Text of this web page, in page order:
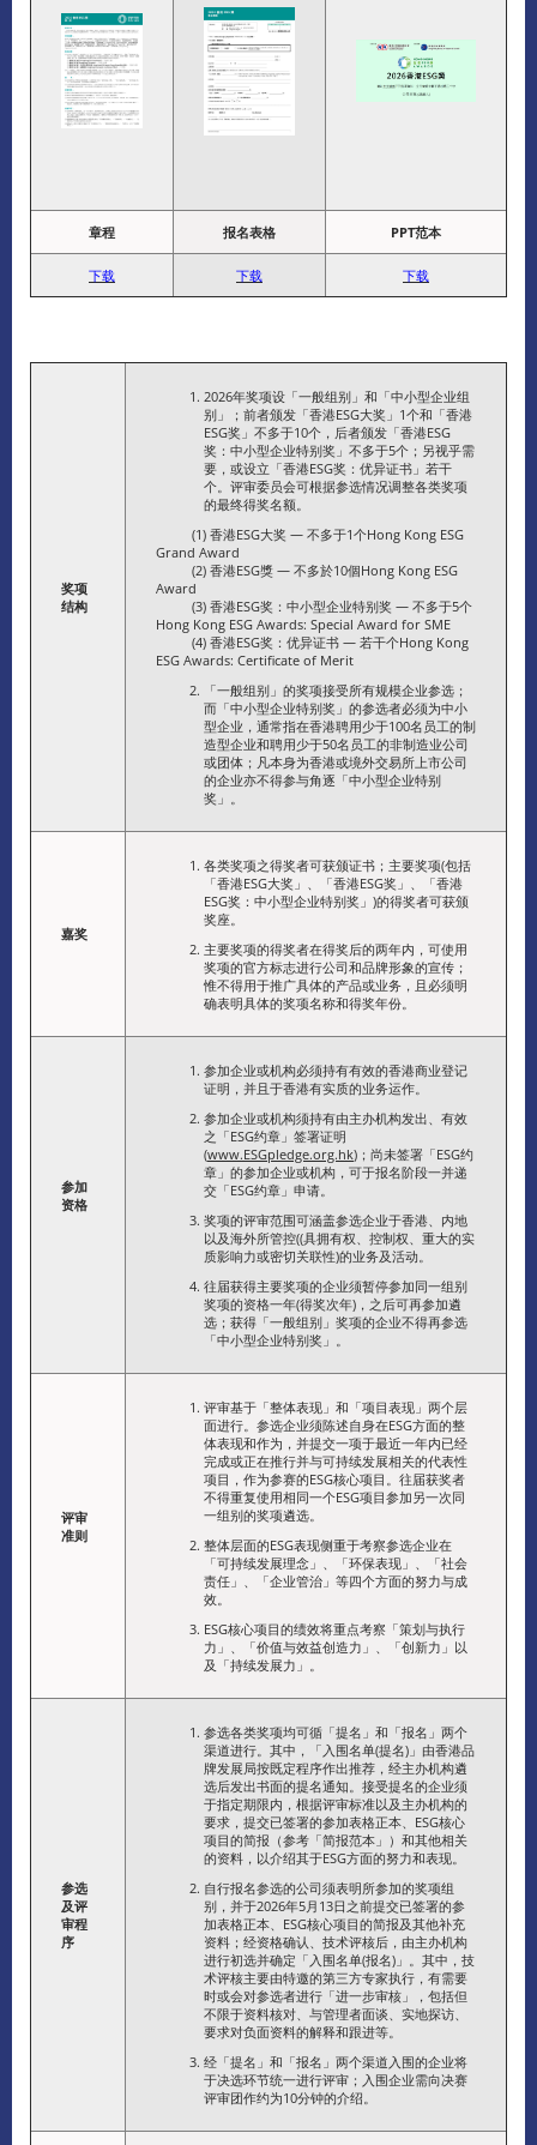
章程 报名表格 PPT范本
下载 下载 下载
奖项
结构
2026年奖项设「一般组别」和「中小型企业组
别」；前者颁发「香港ESG大奖」1个和「香港
ESG奖」不多于10个，后者颁发「香港ESG
奖：中小型企业特别奖」不多于5个；另视乎需
要，或设立「香港ESG奖：优异证书」若干
个。评审委员会可根据参选情况调整各类奖项
的最终得奖名额。
(1) 香港ESG大奖 — 不多于1个Hong Kong ESG
Grand Award
(2) 香港ESG獎 — 不多於10個Hong Kong ESG
Award
(3) 香港ESG奖：中小型企业特别奖 — 不多于5个
Hong Kong ESG Awards: Special Award for SME
(4) 香港ESG奖：优异证书 — 若干个Hong Kong
ESG Awards: Certificate of Merit
「一般组别」的奖项接受所有规模企业参选；
而「中小型企业特别奖」的参选者必须为中小
型企业，通常指在香港聘用少于100名员工的制
造型企业和聘用少于50名员工的非制造业公司
或团体；凡本身为香港或境外交易所上市公司
的企业亦不得参与角逐「中小型企业特别
奖」。
嘉奖
各类奖项之得奖者可获颁证书；主要奖项(包括
「香港ESG大奖」、「香港ESG奖」、「香港
ESG奖：中小型企业特别奖」)的得奖者可获颁
奖座。
主要奖项的得奖者在得奖后的两年内，可使用
奖项的官方标志进行公司和品牌形象的宣传；
惟不得用于推广具体的产品或业务，且必须明
确表明具体的奖项名称和得奖年份。
参加
资格
参加企业或机构必须持有有效的香港商业登记
证明，并且于香港有实质的业务运作。
参加企业或机构须持有由主办机构发出、有效
之「ESG约章」签署证明
(www.ESGpledge.org.hk)；尚未签署「ESG约
章」的参加企业或机构，可于报名阶段一并递
交「ESG约章」申请。
奖项的评审范围可涵盖参选企业于香港、内地
以及海外所管控((具拥有权、控制权、重大的实
质影响力或密切关联性)的业务及活动。
往届获得主要奖项的企业须暂停参加同一组别
奖项的资格一年(得奖次年)，之后可再参加遴
选；获得「一般组别」奖项的企业不得再参选
「中小型企业特别奖」。
评审
准则
评审基于「整体表现」和「项目表现」两个层
面进行。参选企业须陈述自身在ESG方面的整
体表现和作为，并提交一项于最近一年内已经
完成或正在推行并与可持续发展相关的代表性
项目，作为参赛的ESG核心项目。往届获奖者
不得重复使用相同一个ESG项目参加另一次同
一组别的奖项遴选。
整体层面的ESG表现侧重于考察参选企业在
「可持续发展理念」、「环保表现」、「社会
责任」、「企业管治」等四个方面的努力与成
效。
ESG核心项目的绩效将重点考察「策划与执行
力」、「价值与效益创造力」、「创新力」以
及「持续发展力」。
参选
及评
审程
序
参选各类奖项均可循「提名」和「报名」两个
渠道进行。其中，「入围名单(提名)」由香港品
牌发展局按既定程序作出推荐，经主办机构遴
选后发出书面的提名通知。接受提名的企业须
于指定期限内，根据评审标准以及主办机构的
要求，提交已签署的参加表格正本、ESG核心
项目的简报（参考「简报范本」）和其他相关
的资料，以介绍其于ESG方面的努力和表现。
自行报名参选的公司须表明所参加的奖项组
别，并于2026年5月13日之前提交已签署的参
加表格正本、ESG核心项目的简报及其他补充
资料；经资格确认、技术评核后，由主办机构
进行初选并确定「入围名单(报名)」。其中，技
术评核主要由特邀的第三方专家执行，有需要
时或会对参选者进行「进一步审核」，包括但
不限于资料核对、与管理者面谈、实地探访、
要求对负面资料的解释和跟进等。
经「提名」和「报名」两个渠道入围的企业将
于决选环节统一进行评审；入围企业需向决赛
评审团作约为10分钟的介绍。